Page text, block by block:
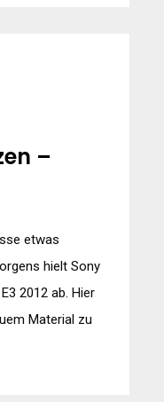
–
etwas
hielt Sony
2012 ab. Hier
Material zu